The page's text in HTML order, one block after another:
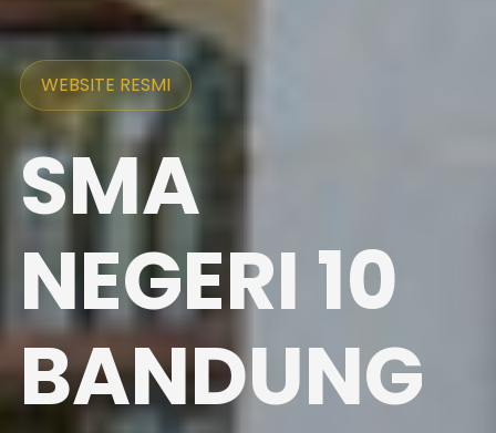
WEBSITE RESMI
SMA
NEGERI 10
BANDUNG